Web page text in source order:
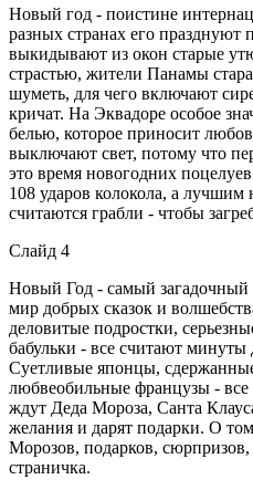
Новый год - поистине
разных странах его празднуют
выкидывают из окон старые
страстью, жители Панамы
шуметь, для чего включают
кричат. На Эквадоре особое
белью, которое приносит
выключают свет, потому что
это время новогодних
108 ударов колокола, а лучшим
считаются грабли - чтобы
Слайд 4
Новый Год - самый
мир добрых сказок и
деловитые подростки,
бабульки - все считают минуты
Суетливые японцы,
любвеобильные французы -
ждут Деда Мороза, Санта
желания и дарят подарки. О
Морозов, подарков, сюрпризов,
страничка.